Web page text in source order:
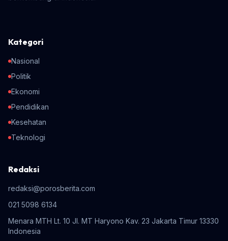
Kategori
Nasional
Politik
Ekonomi
Pendidikan
Kesehatan
Teknologi
Redaksi
redaksi@porosberita.com
021 5098 6134
Menara MTH Lt. 10 Jl. MT Haryono Kav. 23 Jakarta Timur 13330
Indonesia